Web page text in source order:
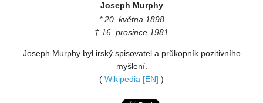
Joseph Murphy
* 20. května 1898
† 16. prosince 1981
Joseph Murphy byl irský spisovatel a průkopník pozitivního
myšlení.
( Wikipedia [EN] )